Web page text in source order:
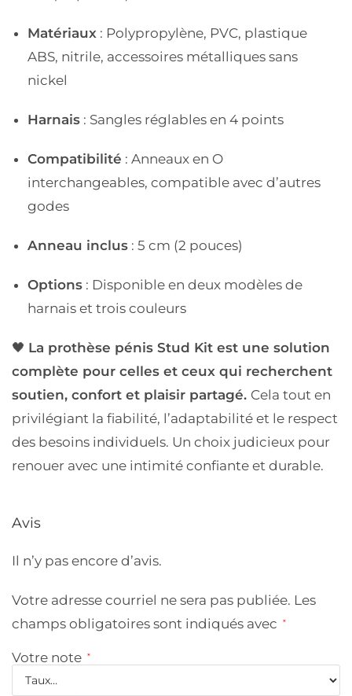
Matériaux : Polypropylène, PVC, plastique
ABS, nitrile, accessoires métalliques sans
nickel
Harnais : Sangles réglables en 4 points
Compatibilité : Anneaux en O
interchangeables, compatible avec d’autres
godes
Anneau inclus : 5 cm (2 pouces)
Options : Disponible en deux modèles de
harnais et trois couleurs
🖤 La prothèse pénis Stud Kit est une solution
complète pour celles et ceux qui recherchent
soutien, confort et plaisir partagé. Cela tout en
privilégiant la fiabilité, l’adaptabilité et le respect
des besoins individuels. Un choix judicieux pour
renouer avec une intimité confiante et durable.
Avis
Il n’y pas encore d’avis.
Votre adresse courriel ne sera pas publiée. Les
champs obligatoires sont indiqués avec
*
Votre note *